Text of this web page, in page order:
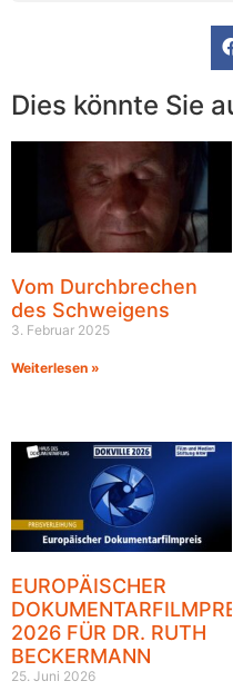
Dies könnte Sie
Vom Durchbrechen
des Schweigens
3. Februar 2025
Weiterlesen »
EUROPÄISCHER
2026 FÜR DR. RUTH
BECKERMANN
25. Juni 2026